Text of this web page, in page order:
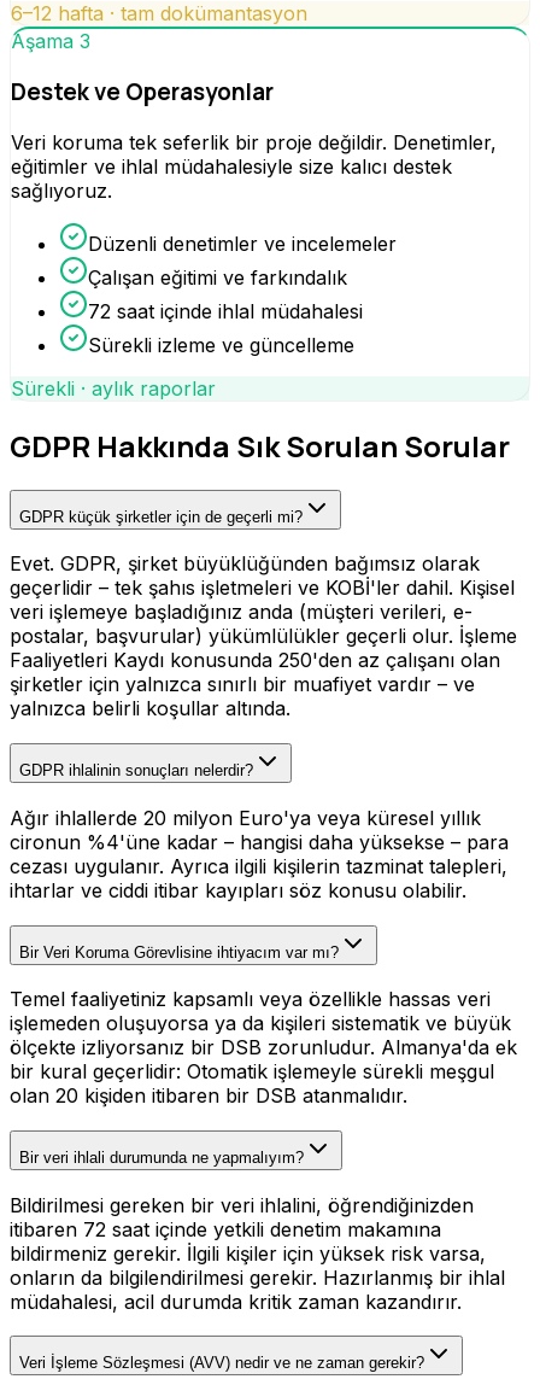
6–12 hafta · tam dokümantasyon
Aşama 3
Destek ve Operasyonlar
Veri koruma tek seferlik bir proje değildir. Denetimler,
eğitimler ve ihlal müdahalesiyle size kalıcı destek
sağlıyoruz.
Düzenli denetimler ve incelemeler
Çalışan eğitimi ve farkındalık
72 saat içinde ihlal müdahalesi
Sürekli izleme ve güncelleme
Sürekli · aylık raporlar
GDPR Hakkında Sık Sorulan Sorular
GDPR küçük şirketler için de geçerli mi?
Evet. GDPR, şirket büyüklüğünden bağımsız olarak
geçerlidir – tek şahıs işletmeleri ve KOBİ'ler dahil. Kişisel
veri işlemeye başladığınız anda (müşteri verileri, e-
postalar, başvurular) yükümlülükler geçerli olur. İşleme
Faaliyetleri Kaydı konusunda 250'den az çalışanı olan
şirketler için yalnızca sınırlı bir muafiyet vardır – ve
yalnızca belirli koşullar altında.
GDPR ihlalinin sonuçları nelerdir?
Ağır ihlallerde 20 milyon Euro'ya veya küresel yıllık
cironun %4'üne kadar – hangisi daha yüksekse – para
cezası uygulanır. Ayrıca ilgili kişilerin tazminat talepleri,
ihtarlar ve ciddi itibar kayıpları söz konusu olabilir.
Bir Veri Koruma Görevlisine ihtiyacım var mı?
Temel faaliyetiniz kapsamlı veya özellikle hassas veri
işlemeden oluşuyorsa ya da kişileri sistematik ve büyük
ölçekte izliyorsanız bir DSB zorunludur. Almanya'da ek
bir kural geçerlidir: Otomatik işlemeyle sürekli meşgul
olan 20 kişiden itibaren bir DSB atanmalıdır.
Bir veri ihlali durumunda ne yapmalıyım?
Bildirilmesi gereken bir veri ihlalini, öğrendiğinizden
itibaren 72 saat içinde yetkili denetim makamına
bildirmeniz gerekir. İlgili kişiler için yüksek risk varsa,
onların da bilgilendirilmesi gerekir. Hazırlanmış bir ihlal
müdahalesi, acil durumda kritik zaman kazandırır.
Veri İşleme Sözleşmesi (AVV) nedir ve ne zaman gerekir?